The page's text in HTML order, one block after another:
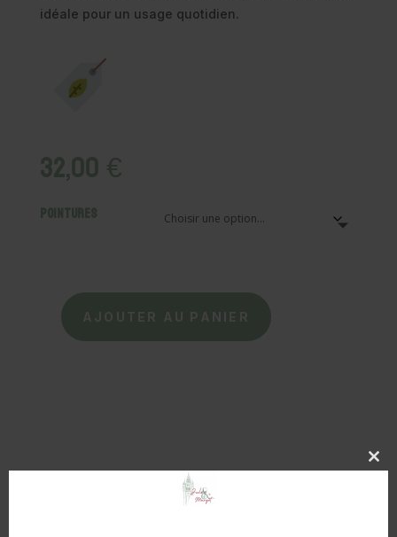
idéale pour un usage quotidien.
32,00€
Pointures
quantité
FEUTRE
AJOUTER AU PANIER